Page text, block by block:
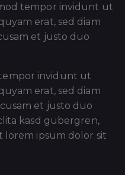
tempor invidunt ut
erat, sed diam
et justo duo
invidunt ut
erat, sed diam
et justo duo
kasd gubergren,
lorem ipsum dolor sit